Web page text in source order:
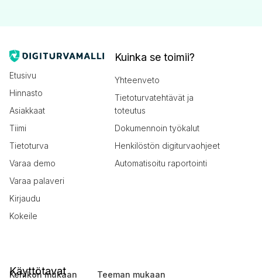
Etusivu
Hinnasto
Asiakkaat
Tiimi
Tietoturva
Varaa demo
Varaa palaveri
Kirjaudu
Kokeile
Kuinka se toimii?
Yhteenveto
Tietoturvatehtävät ja
toteutus
Dokumennoin työkalut
Henkilöstön digiturvaohjeet
Automatisoitu raportointi
Käyttötavat
Kehikon mukaan
Teeman mukaan